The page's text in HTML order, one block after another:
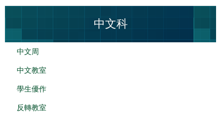
中文科
中文周
中文教室
學生優作
反轉教室